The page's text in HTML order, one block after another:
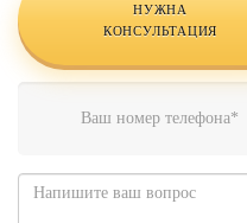
НУЖНА
КОНСУЛЬТАЦИЯ